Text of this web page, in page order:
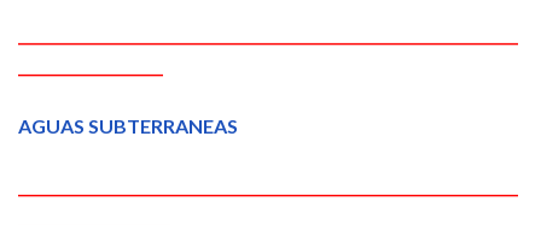
AGUAS SUBTERRANEAS